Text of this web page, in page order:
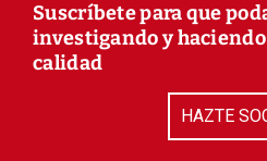
Suscríbete para que
investigando y
calidad
HAZTE